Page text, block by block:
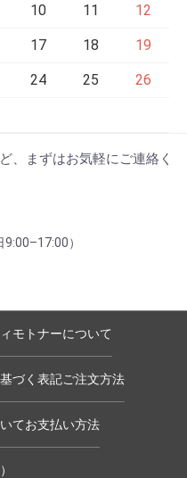
10 11 12
17 18 19
24 25 26
、まずはお気軽にご連絡く
9:00–17:00）
モトナーについて
づく表記ご注文方法
てお支払い方法